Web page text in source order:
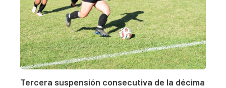
Tercera suspensión consecutiva de la décima